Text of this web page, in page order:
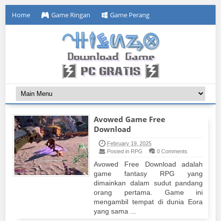
Home Game Ringan Game Perang
Avowed Game Free
Download
February 19, 2025
Posted in RPG
0 Comments
Avowed Free Download adalah
game fantasy RPG yang
dimainkan dalam sudut pandang
orang pertama. Game ini
mengambil tempat di dunia Eora
yang sama ...